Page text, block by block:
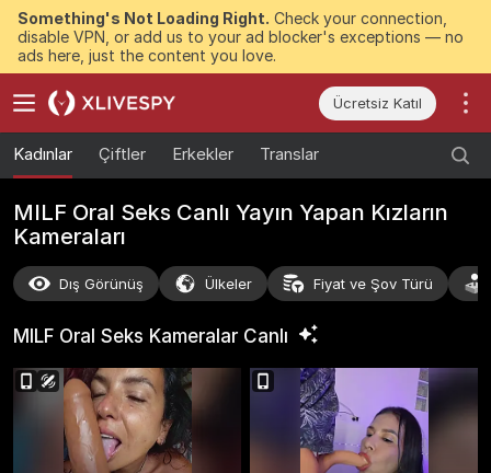
Something's Not Loading Right. Check your connection,
disable VPN, or add us to your ad blocker's exceptions — no
ads here, just the content you love.
Ücretsiz Katıl
Kadınlar Çiftler Erkekler Translar
MILF Oral Seks Canlı Yayın Yapan Kızların
Kameraları
Dış Görünüş Ülkeler Fiyat ve Şov Türü
MILF Oral Seks Kameralar Canlı